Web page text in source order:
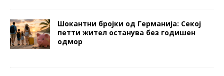
Шокантни бројки од Германија: Секој
петти жител останува без годишен
одмор